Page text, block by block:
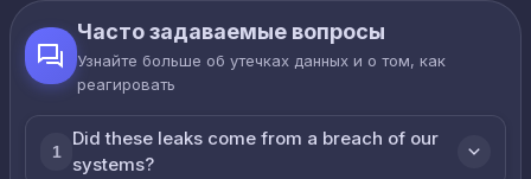
Часто задаваемые вопросы
Узнайте больше об утечках данных и о том, как
реагировать
1
Did these leaks come from a breach of our
systems?